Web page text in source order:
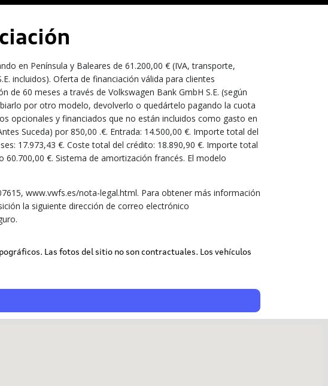
en Península y Baleares de 61.200,00 € (IVA, transporte,
incluidos). Oferta de financiación válida para clientes
60 meses a través de Volkswagen Bank GmbH S.E. (según
por otro modelo, devolverlo o quedártelo pagando la cuota
opcionales y financiados que no están incluidos como gasto en
Suceda) por 850,00 .€. Entrada: 14.500,00 €. Importe total del
17.973,43 €. Coste total del crédito: 18.890,90 €. Importe total
€. Sistema de amortización francés. El modelo
www.vwfs.es/nota-legal.html. Para obtener más información
la siguiente dirección de correo electrónico
Las fotos del sitio no son contractuales. Los vehículos